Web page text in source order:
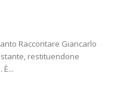
Raccontare Giancarlo
restituendone